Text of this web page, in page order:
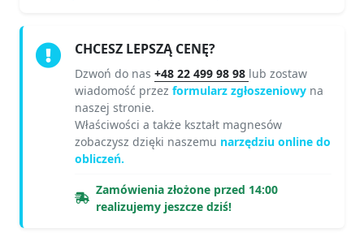
CHCESZ LEPSZĄ CENĘ?
Dzwoń do nas +48 22 499 98 98 lub zostaw
wiadomość przez formularz zgłoszeniowy na
naszej stronie.
Właściwości a także kształt magnesów
zobaczysz dzięki naszemu narzędziu online do
obliczeń.
Zamówienia złożone przed 14:00
realizujemy jeszcze dziś!